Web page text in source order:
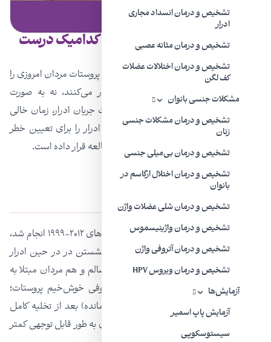
تشخیص و درمان انسداد مجاری
ادرار
تشخیص و درمان مثانه عصبی
تشخیص و درمان اختلالات عضلات
کف لگن
مشکلات جنسی بانوان
تشخیص و درمان مشکلات جنسی
زنان
تشخیص و درمان بی‌میلی جنسی
تشخیص و درمان اختلال ارگاسم در
بانوان
تشخیص و درمان شلی عضلات واژن
تشخیص و درمان واژینیسموس
تشخیص و درمان آتروفی واژن
تشخیص و درمان ویروس HPV
آزمایش‌ها
آزمایش پاپ اسمیر
سیستوسکوپی
مقاله | ۴ بهمن ۱۴۰۱
ایستاده یا نشسته ادرار کردن؟ کدامیک درست
است؟
یکی از متخصصین برجسته خیلی از مشکلات پروستات مردان امروزی را
ناشی از این می‌داند که آنها ایستاده ادرار می‌کنند، نه به صورت
، حداکثر سرعت جریان ادرار، زمان خالی
شدن ادرار، و حجم باقیمانده بعد از تخلیه ادرار را برای تعیین خطر
علائم دستگاه ادراری تحتانی (LUTS) مورد مطالعه قرار داده است.
آقایان باید نشسته ادرار کنند!
در یک بررسی بیش از ۱۱ مطالعه که بین سال‌های ۲۰۱۲-۱۹۹۹ انجام شد،
۸۰۰ نفر از سراسر جهان برای تعیین فواید نشستن در در حین ادرار
مورد ارزیابی قرار گرفتند، شامل هم مردان سالم و هم مردان مبتلا به
علائم دستگاه ادراری تحتانی، مثل هایپرتروفی خوش‌خیم پروستات؛
حجم باقیمانده ادرار آنها (که در مثانه راکد مانده) بعد از تخلیه کامل
(ادرار) در حالت نشسته در مقایسه با ایستادن به طور قابل توجهی کمتر